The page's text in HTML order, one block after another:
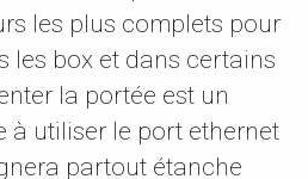
les plus complets pour
les box et dans certains
la portée est un
à utiliser le port ethernet
partout étanche